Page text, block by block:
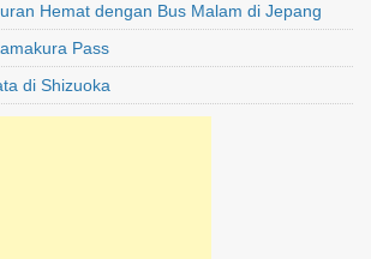
Hemat dengan Bus Malam di Jepang
Pass
di Shizuoka